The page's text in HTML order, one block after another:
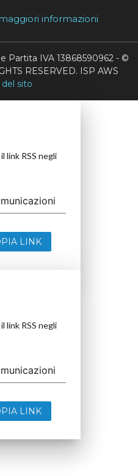
informazioni
Partita IVA 13868590962 - ©
RESERVED. ISP AWS
sito
link RSS negli
LINK
link RSS negli
LINK